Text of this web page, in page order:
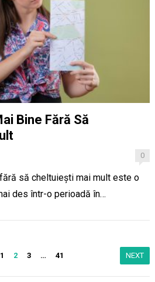
Bine Fără Să
0
să cheltuiești mai mult este o
des într-o perioadă în…
1 2 3 … 41 NEXT